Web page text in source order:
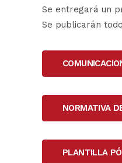
Se entregará un
Se publicarán
NORMATIVA
PLANTILLA